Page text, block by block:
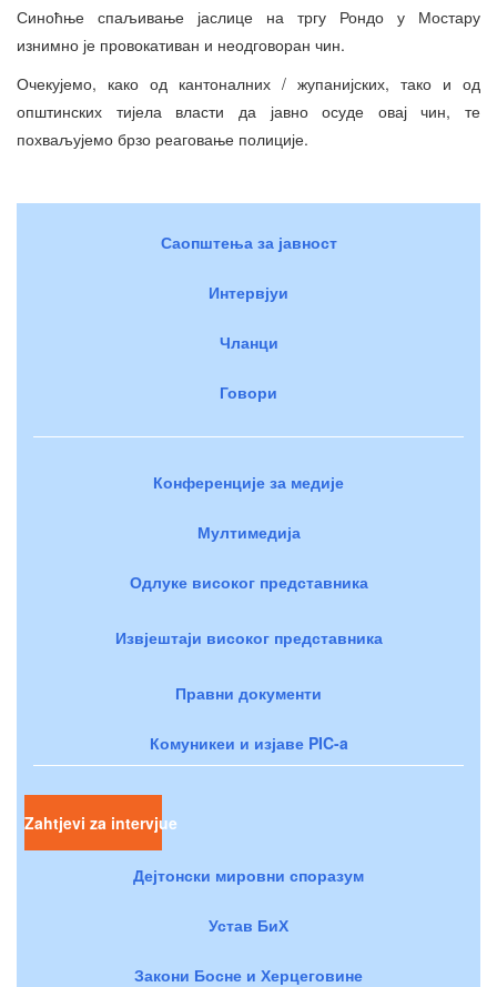
Синоћње спаљивање јаслице на тргу Рондо у Мостару
изнимно је провокативан и неодговоран чин.
Очекујемо, како од кантоналних / жупанијских, тако и од
општинских тијела власти да јавно осуде овај чин, те
похваљујемо брзо реаговање полиције.
Саопштења за јавност
Интервјуи
Чланци
Говори
Конференције за медије
Мултимедија
Одлуке високог представника
Извјештаји високог представника
Правни документи
Комуникеи и изјаве PIC-a
Zahtjevi za intervjue
Дејтонски мировни споразум
Устав БиХ
Закони Босне и Херцеговине